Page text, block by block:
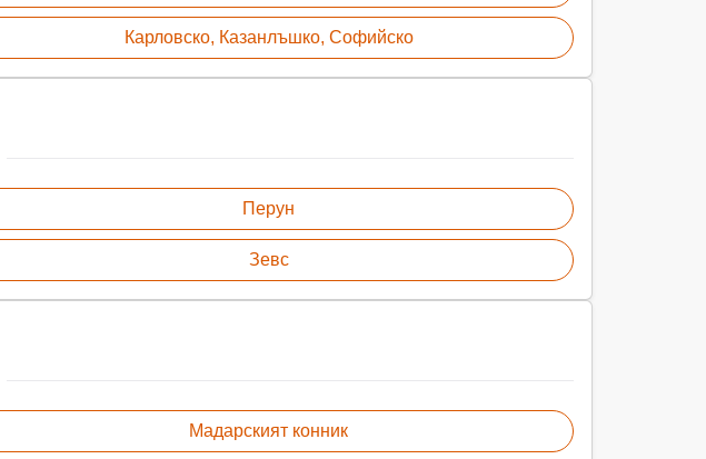
Карловско, Казанлъшко, Софийско
Перун
Зевс
Мадарският конник